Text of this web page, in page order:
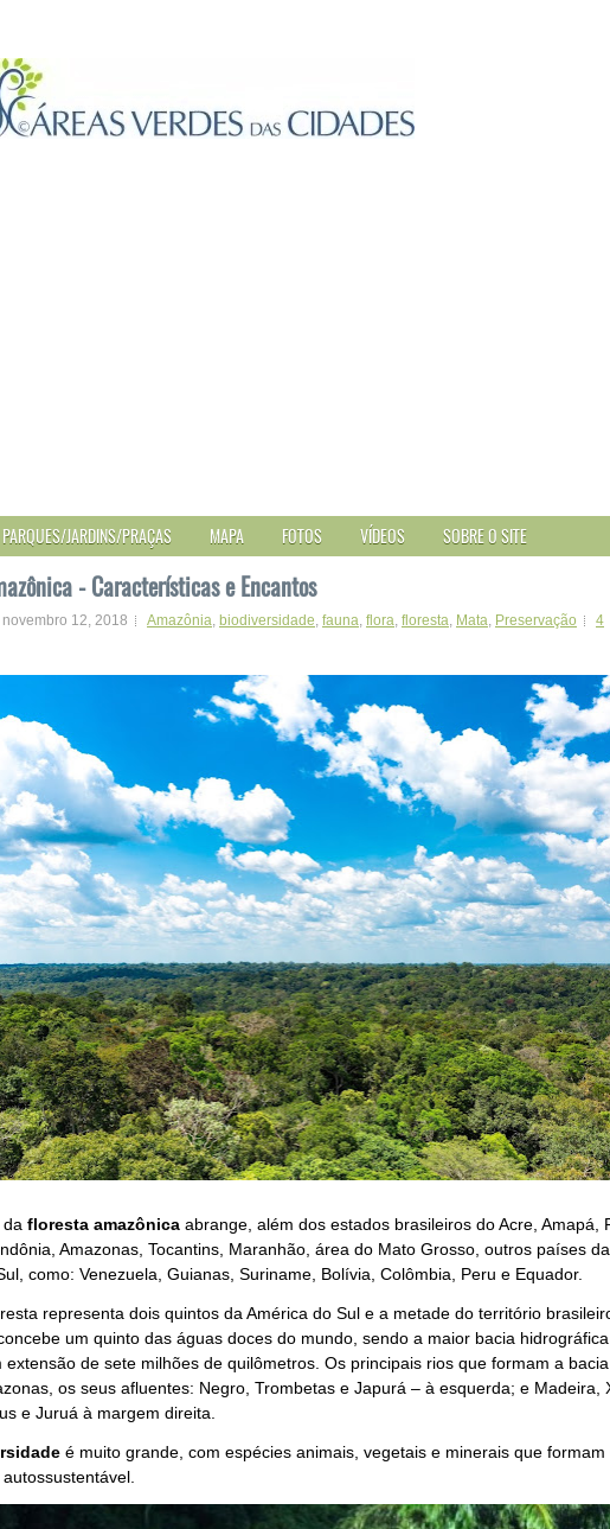
JARDINS/PRAÇAS MAPA FOTOS VÍDEOS SOBRE O SITE
- Características e Encantos
12, 2018 Amazônia, biodiversidade, fauna, flora, floresta, Mata, Preservação
4
da floresta amazônica abrange, além dos estados brasileiros do Acre, Amapá,
Amazonas, Tocantins, Maranhão, área do Mato Grosso, outros países da
como: Venezuela, Guianas, Suriname, Bolívia, Colômbia, Peru e Equador.
representa dois quintos da América do Sul e a metade do território
um quinto das águas doces do mundo, sendo a maior bacia
extensão de sete milhões de quilômetros. Os principais rios que formam a bacia
os seus afluentes: Negro, Trombetas e Japurá – à esquerda; e Madeira,
e Juruá à margem direita.
é muito grande, com espécies animais, vegetais e minerais que formam